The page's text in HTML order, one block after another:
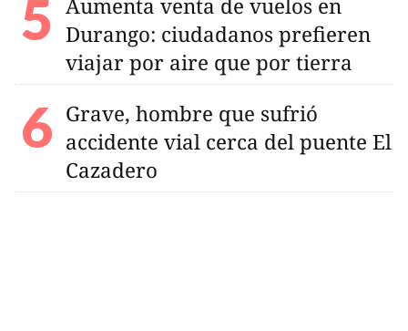
Aumenta venta de vuelos en
Durango: ciudadanos prefieren
viajar por aire que por tierra
Grave, hombre que sufrió
accidente vial cerca del puente El
Cazadero